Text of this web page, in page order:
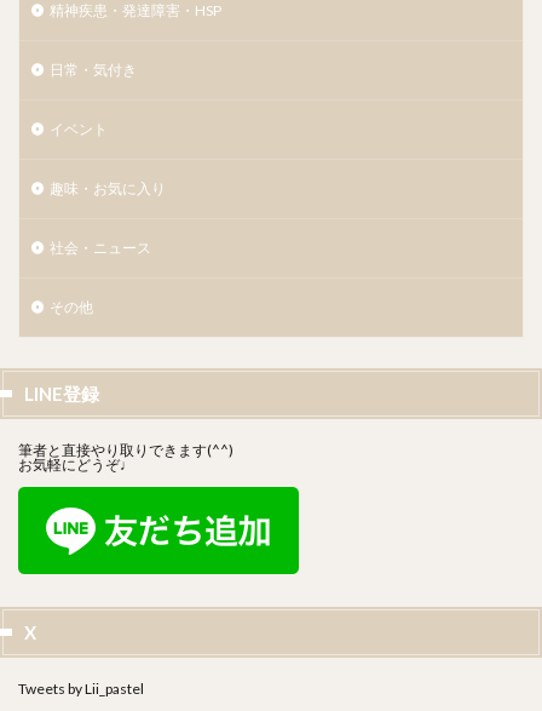
精神疾患・発達障害・HSP
日常・気付き
イベント
趣味・お気に入り
社会・ニュース
その他
LINE登録
筆者と直接やり取りできます(^^)
お気軽にどうぞ♩
X
Tweets by Lii_pastel